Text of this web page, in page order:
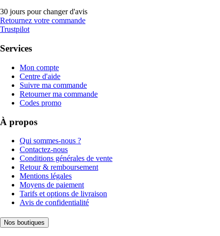
30 jours pour changer d'avis
Retournez votre commande
Trustpilot
Services
Mon compte
Centre d'aide
Suivre ma commande
Retourner ma commande
Codes promo
À propos
Qui sommes-nous ?
Contactez-nous
Conditions générales de vente
Retour & remboursement
Mentions légales
Moyens de paiement
Tarifs et options de livraison
Avis de confidentialité
Nos boutiques